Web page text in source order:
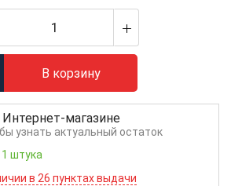
В корзину
Интернет-магазине
узнать актуальный остаток
1 штука
в 26 пунктах выдачи